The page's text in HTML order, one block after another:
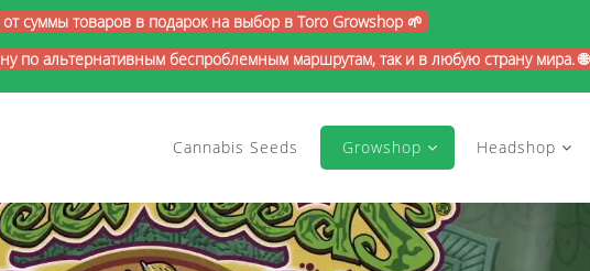
от суммы товаров в подарок на выбор в Toro Growshop 🌱
по альтернативным беспроблемным маршрутам, так и в любую страну мира. 🌐
Cannabis Seeds Growshop Headshop